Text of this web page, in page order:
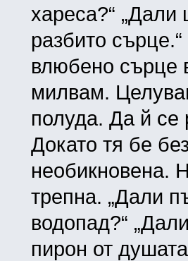
хареса?“
разбито
влюбено сърце
милвам.
полуда. Да й се
Докато тя бе
необикновена.
трепна. „Дали
водопад?“
пирон от